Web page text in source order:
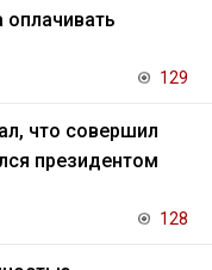
оплачивать
129
что совершил
президентом
128